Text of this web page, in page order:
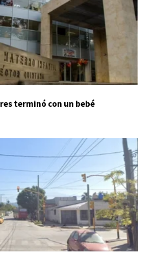
terminó con un bebé